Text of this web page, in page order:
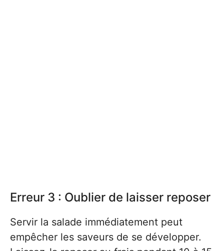
Erreur 3 : Oublier de laisser reposer
Servir la salade immédiatement peut
empêcher les saveurs de se développer.